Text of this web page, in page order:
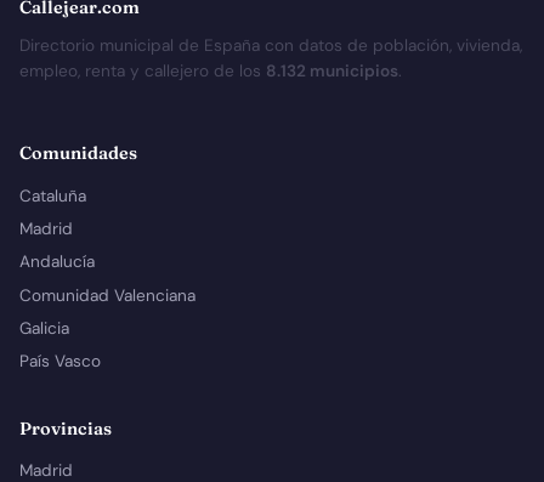
Callejear.com
Directorio municipal de España con datos de población, vivienda,
empleo, renta y callejero de los 8.132 municipios.
Comunidades
Cataluña
Madrid
Andalucía
Comunidad Valenciana
Galicia
País Vasco
Provincias
Madrid